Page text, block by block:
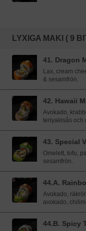
LYXIGA MAKI ( 9
41. Dragon
Lax, cream
& sesamfrön.
42. Hawaii
Avokado,
teriyakisås och
43. Special
Omelett, tofu,
sesamfrön.
44.A.
Avokado,
avokado,
44.B. Spicy